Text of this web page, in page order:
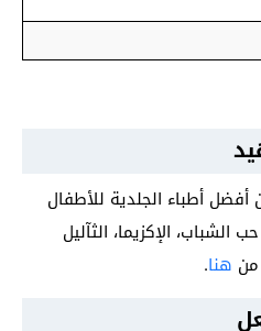
أطباء الجلدية للأطفال
الإكزيما، الثآليل
من هنا.